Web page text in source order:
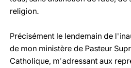
religion.
Précisément le lendemain de
de mon ministère de Pasteur
Catholique, m'adressant aux